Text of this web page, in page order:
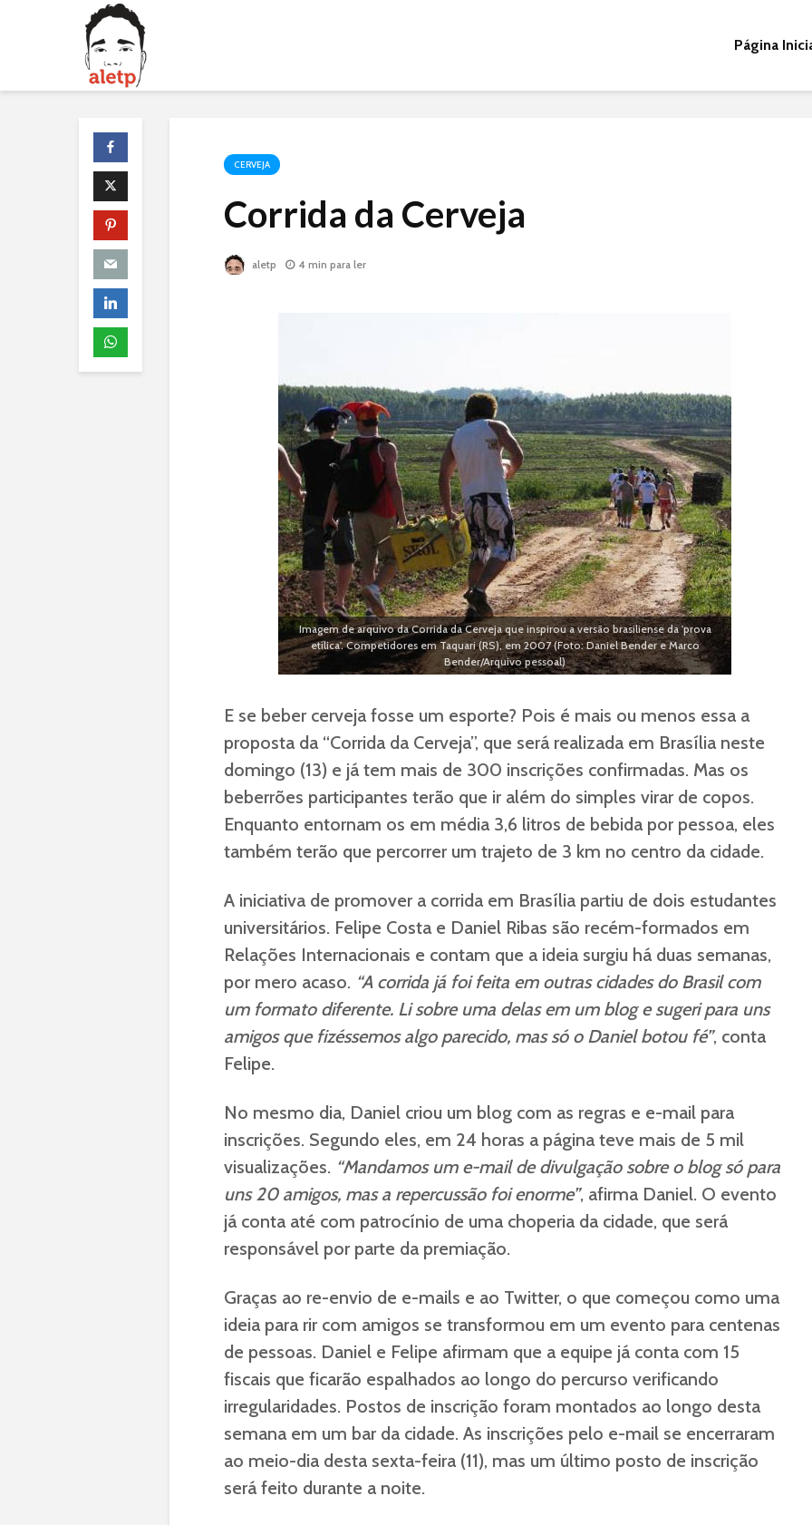
Página
CERVEJA
Corrida da Cerveja
aletp 4 min para ler
Imagem de arquivo da Corrida da Cerveja que inspirou a versão brasiliense da 'prova
etílica'. Competidores em Taquari (RS), em 2007 (Foto: Daniel Bender e Marco
Bender/Arquivo pessoal)
E se beber cerveja fosse um esporte? Pois é mais ou menos essa a
proposta da “Corrida da Cerveja”, que será realizada em Brasília neste
domingo (13) e já tem mais de 300 inscrições confirmadas. Mas os
beberrões participantes terão que ir além do simples virar de copos.
Enquanto entornam os em média 3,6 litros de bebida por pessoa, eles
também terão que percorrer um trajeto de 3 km no centro da cidade.
A iniciativa de promover a corrida em Brasília partiu de dois estudantes
universitários. Felipe Costa e Daniel Ribas são recém-formados em
Relações Internacionais e contam que a ideia surgiu há duas semanas,
por mero acaso. “A corrida já foi feita em outras cidades do Brasil com
um formato diferente. Li sobre uma delas em um blog e sugeri para uns
amigos que fizéssemos algo parecido, mas só o Daniel botou fé”, conta
Felipe.
No mesmo dia, Daniel criou um blog com as regras e e-mail para
inscrições. Segundo eles, em 24 horas a página teve mais de 5 mil
visualizações. “Mandamos um e-mail de divulgação sobre o blog só para
uns 20 amigos, mas a repercussão foi enorme”, afirma Daniel. O evento
já conta até com patrocínio de uma choperia da cidade, que será
responsável por parte da premiação.
Graças ao re-envio de e-mails e ao Twitter, o que começou como uma
ideia para rir com amigos se transformou em um evento para centenas
de pessoas. Daniel e Felipe afirmam que a equipe já conta com 15
fiscais que ficarão espalhados ao longo do percurso verificando
irregularidades. Postos de inscrição foram montados ao longo desta
semana em um bar da cidade. As inscrições pelo e-mail se encerraram
ao meio-dia desta sexta-feira (11), mas um último posto de inscrição
será feito durante a noite.